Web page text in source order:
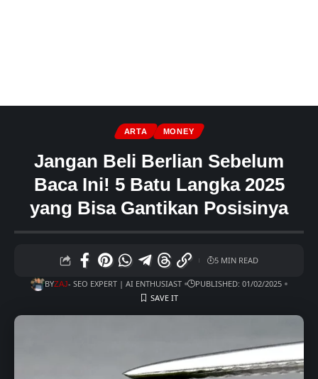
ARTA MONEY
Jangan Beli Berlian Sebelum
Baca Ini! 5 Batu Langka 2025
yang Bisa Gantikan Posisinya
BYZAJ- SEO EXPERT | AI ENTHUSIAST PUBLISHED: 01/02/2025
5 MIN READ